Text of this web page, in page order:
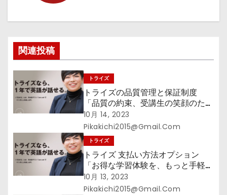
シ
ョ
ン
関連投稿
トライズ
トライズの品質管理と保証制度
「品質の約束、受講生の笑顔のため
に」
10月 14, 2023
Pikakichi2015@gmail.com
トライズ
トライズ 支払い方法オプション
「お得な学習体験を、もっと手軽
に。トライズの分割払いで、無理な
くスタート！」
10月 13, 2023
Pikakichi2015@gmail.com